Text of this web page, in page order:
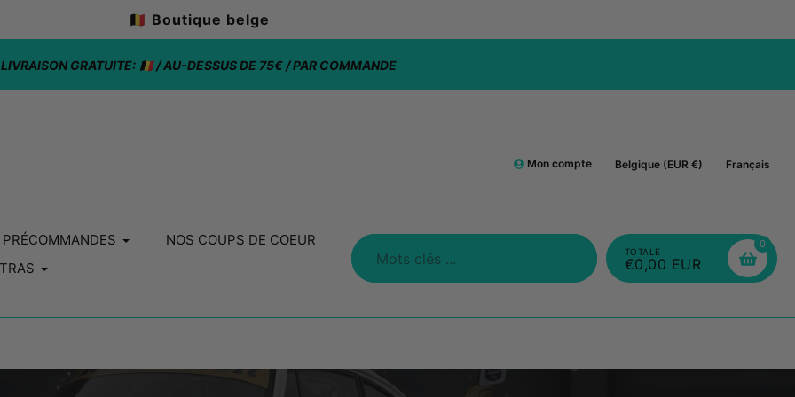
🇧🇪 Boutique belge
LIVRAISON GRATUITE: 🇧🇪 / AU-DESSUS DE 75€ / PAR COMMANDE
Mon compte Belgique (EUR €) Français
PRÉCOMMANDES
NOS COUPS DE COEUR
Chercher
TOTALE
€0,00 EUR
0